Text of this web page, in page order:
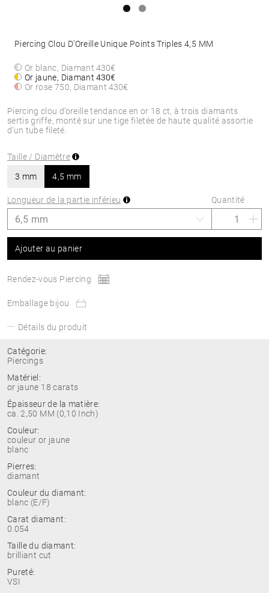
Piercing clou d’oreille tendance en or 18 ct, à trois diamants
sertis griffe, monté sur une tige filetée de haute qualité assortie
d’un tube fileté.
Piercing Clou D’Oreille Unique Points Triples 4,5 MM
Or blanc, Diamant430€
Or jaune, Diamant430€
Or rose 750, Diamant430€
Taille / Diamètre
3 mm 4,5 mm
Longueur de la partie inférieu Quantité
Ajouter au panier
Rendez-vous Piercing
Emballage bijou
Détails du produit
Catégorie:
Piercings
Matériel:
or jaune 18 carats
Épaisseur de la matière:
ca. 2,50 MM (0,10 Inch)
Couleur:
couleur or jaune
blanc
Pierres:
diamant
Couleur du diamant:
blanc (E/F)
Carat diamant:
0.054
Taille du diamant:
brilliant cut
Pureté:
VSI